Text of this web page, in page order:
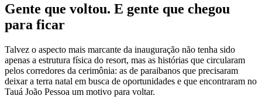
Gente que voltou. E gente que chegou
para ficar
Talvez o aspecto mais marcante da inauguração não tenha sido
apenas a estrutura física do resort, mas as histórias que circularam
pelos corredores da cerimônia: as de paraibanos que precisaram
deixar a terra natal em busca de oportunidades e que encontraram no
Tauá João Pessoa um motivo para voltar.